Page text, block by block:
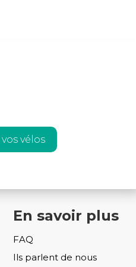
vélos
En savoir plus
FAQ
Ils parlent de nous